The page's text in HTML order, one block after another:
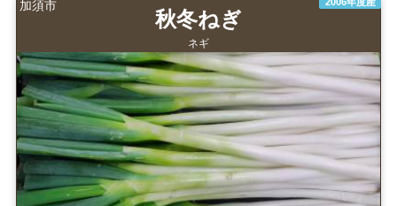
加須市
秋冬ねぎ
ネギ